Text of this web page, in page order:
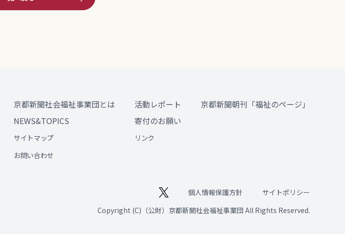
京都新聞社会福祉事業団とは 活動レポート
京都新聞朝刊「福祉のページ」
NEWS&TOPICS
寄付のお願い
サイトマップ
リンク
お問い合わせ
個人情報保護方針
サイトポリシー
Copyright (C)（公財）京都新聞社会福祉事業団 All Rights Reserved.